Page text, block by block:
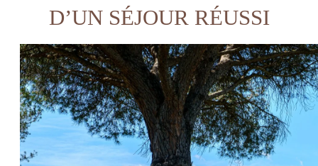
D’UN SÉJOUR RÉUSSI
SPA & BIEN-ÊTRE
SPORT & LOISIRS
RESTAURANT
SÉMINAIRES
ENVIRONNEMENT
IMMOBILIER